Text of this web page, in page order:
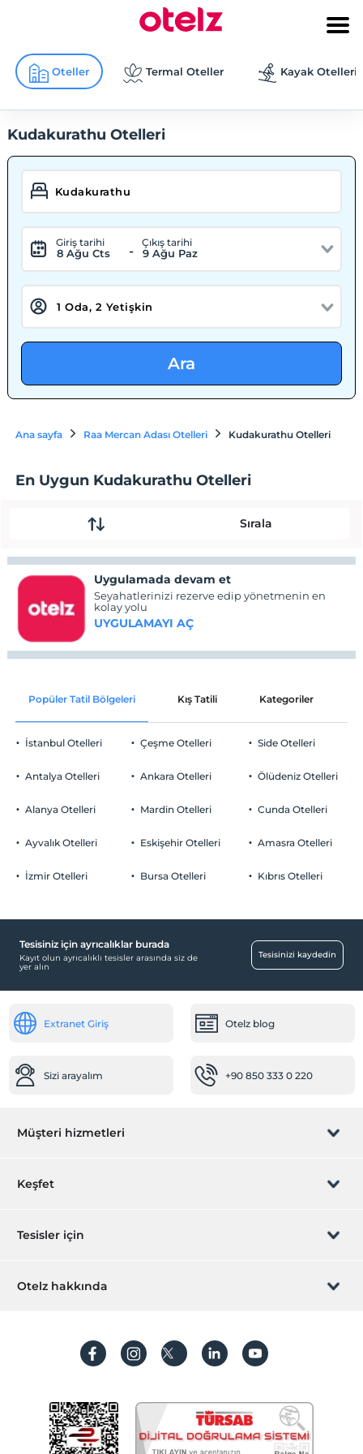
Oteller Termal Oteller Kayak Otelleri
Kudakurathu Otelleri
Giriş tarihi
8 Ağu Cts -
Çıkış tarihi
9 Ağu Paz
Ara
Ana sayfa Raa Mercan Adası Otelleri Kudakurathu Otelleri
En Uygun Kudakurathu Otelleri
Sırala
Uygulamada devam et
Seyahatlerinizi rezerve edip yönetmenin en
kolay yolu
UYGULAMAYI AÇ
Popüler Tatil Bölgeleri Kış Tatili Kategoriler
İstanbul Otelleri
Antalya Otelleri
Alanya Otelleri
Ayvalık Otelleri
İzmir Otelleri
Çeşme Otelleri
Ankara Otelleri
Mardin Otelleri
Eskişehir Otelleri
Bursa Otelleri
Side Otelleri
Ölüdeniz Otelleri
Cunda Otelleri
Amasra Otelleri
Kıbrıs Otelleri
Tesisiniz için ayrıcalıklar burada
Kayıt olun ayrıcalıklı tesisler arasında siz de
yer alın
Tesisinizi kaydedin
Extranet Giriş Otelz blog
Sizi arayalım +90 850 333 0 220
Müşteri hizmetleri
Rezervasyon yönet
Sıkça sorulan sorular
İşlem rehberi
Keşfet
Hediye Kart
Hesap oluştur
Tesisler için
Hemen tesisinizi ekleyin
Otelz hakkında
Koşullar ve şartlar